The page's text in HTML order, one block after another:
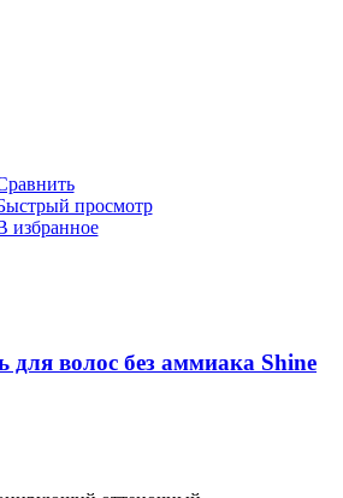
просмотр
избранное
для волос без аммиака Shine